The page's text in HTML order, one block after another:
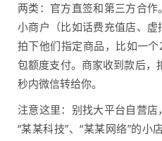
两类：官方直签和第三方合
小商户（比如话费充值店、
拍下他们指定商品，比如一
包额度支付。商家收到款后，
秒内微信转给你。
注意这里：别找大平台自营
“某某科技”、“某某网络”的